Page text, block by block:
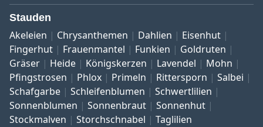
Stauden
Akeleien Chrysanthemen Dahlien
Eisenhut
Fingerhut
Frauenmantel Funkien
Goldruten
Gräser
Heide Königskerzen Lavendel
Mohn
Pfingstrosen
Phlox Primeln Rittersporn
Salbei
Schafgarbe
Schleifenblumen
Schwertlilien
Sonnenblumen
Sonnenbraut
Sonnenhut
Stockmalven
Storchschnabel Taglilien